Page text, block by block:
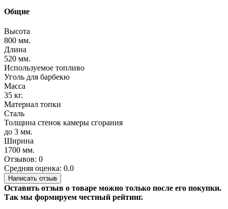
Общие
Высота
800 мм.
Длина
520 мм.
Используемое топливо
Уголь для барбекю
Масса
35 кг.
Материал топки
Сталь
Толщина стенок камеры сгорания
до 3 мм.
Ширина
1700 мм.
Отзывов: 0
Средняя оценка: 0.0
Написать отзыв
Оставить отзыв о товаре можно только после его покупки.
Так мы формируем честный рейтинг.